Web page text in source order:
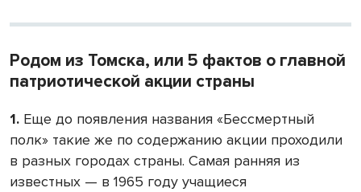
Родом из Томска, или 5 фактов о главной
патриотической акции страны
1. Еще до появления названия «Бессмертный
полк» такие же по содержанию акции проходили
в разных городах страны. Самая ранняя из
известных — в 1965 году учащиеся